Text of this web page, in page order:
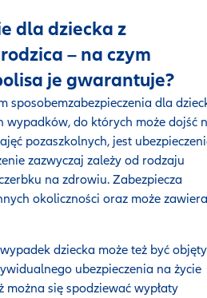
dla dziecka z
– na czym
je gwarantuje?
sposobemzabezpieczenia dla
wypadków, do których może dojść
pozaszkolnych, jest
zazwyczaj zależy od rodzaju
na zdrowiu. Zabezpiecza
okoliczności oraz może
dziecka może też być objęty
ubezpieczenia na życie
można się spodziewać wypłaty